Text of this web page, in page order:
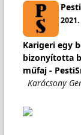
Karigeri egy
bizonyította
műfaj -
Karácsony